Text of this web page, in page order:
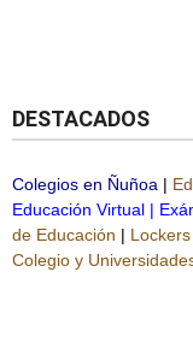
DESTACADOS
Colegios en Ñuñoa |
Educación Virtual |
de Educación |
Colegio y